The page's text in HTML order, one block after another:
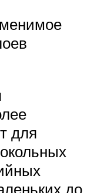
для
до